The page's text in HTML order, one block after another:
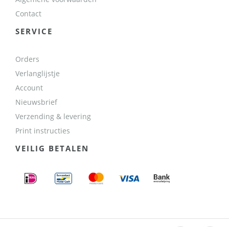
Contact
SERVICE
Orders
Verlanglijstje
Account
Nieuwsbrief
Verzending & levering
Print instructies
VEILIG BETALEN